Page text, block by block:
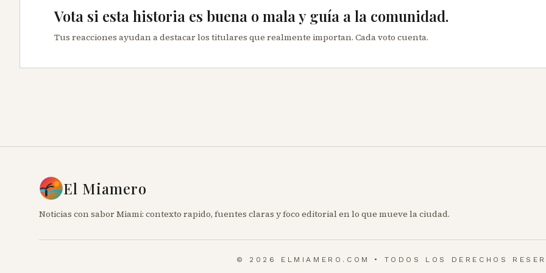
Vota si esta historia es buena o mala y guía a la comunidad.
Tus reacciones ayudan a destacar los titulares que realmente importan. Cada voto cuenta.
El Miamero
Noticias con sabor Miami: contexto rapido, fuentes claras y foco editorial en lo que mueve la ciudad.
© 2026 ELMIAMERO.COM • TODOS LOS DERECHOS